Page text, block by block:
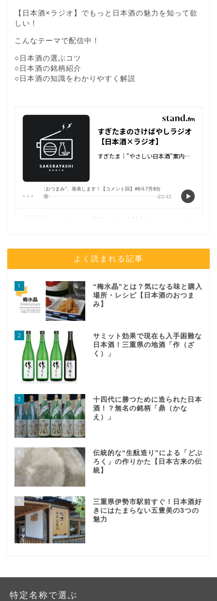
【日本酒×ラジオ】でもっと日本酒の魅力を知って欲
しい！
こんなテーマで配信中！
○日本酒の選ぶコツ
○日本酒の銘柄紹介
○日本酒の知識をわかりやすく解説
よく読まれる記事
1
“梅水晶”とは？気になる味と購入
場所・レシピ【日本酒のおつま
み】
2
サミット効果で現在も入手困難な
日本酒！三重県の地酒「作（ざ
く）」
3
十四代に勝つために造られた日本
酒！？無名の銘柄「鼎（かな
え）」
4
伝統的な“生酛造り”による「どぶ
ろく」の作りかた【日本古来の伝
統】
5
三重県伊勢市駅前すぐ！日本酒好
きにはたまらない五豊美の3つの
魅力
特定名称で選ぶ